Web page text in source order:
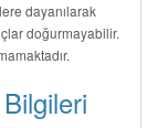
dayanılarak
doğurmayabilir.